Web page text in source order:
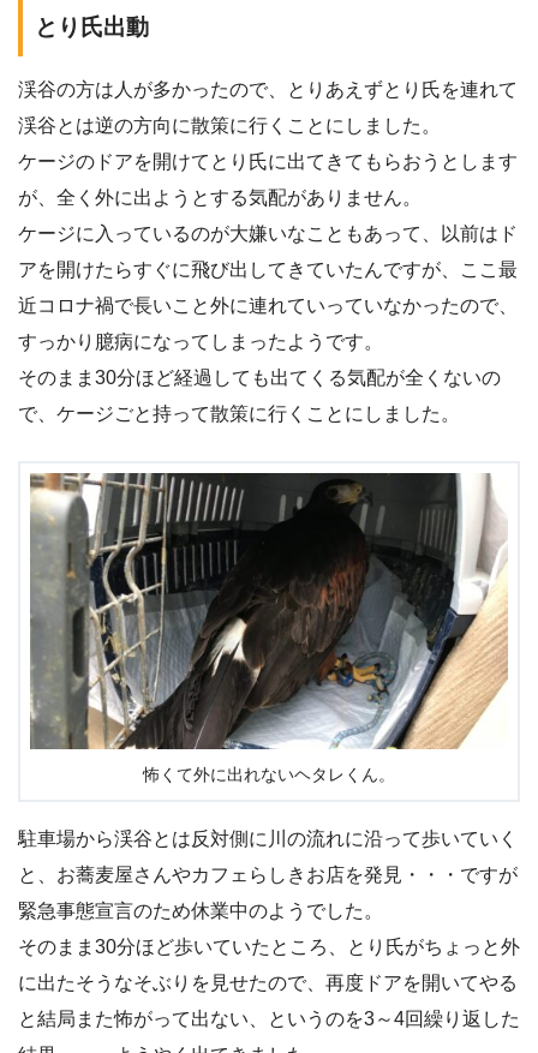
とり氏出動
渓谷の方は人が多かったので、とりあえずとり氏を連れて
渓谷とは逆の方向に散策に行くことにしました。
ケージのドアを開けてとり氏に出てきてもらおうとします
が、全く外に出ようとする気配がありません。
ケージに入っているのが大嫌いなこともあって、以前はド
アを開けたらすぐに飛び出してきていたんですが、ここ最
近コロナ禍で長いこと外に連れていっていなかったので、
すっかり臆病になってしまったようです。
そのまま30分ほど経過しても出てくる気配が全くないの
で、ケージごと持って散策に行くことにしました。
怖くて外に出れないヘタレくん。
駐車場から渓谷とは反対側に川の流れに沿って歩いていく
と、お蕎麦屋さんやカフェらしきお店を発見・・・ですが
緊急事態宣言のため休業中のようでした。
そのまま30分ほど歩いていたところ、とり氏がちょっと外
に出たそうなそぶりを見せたので、再度ドアを開いてやる
と結局また怖がって出ない、というのを3～4回繰り返した